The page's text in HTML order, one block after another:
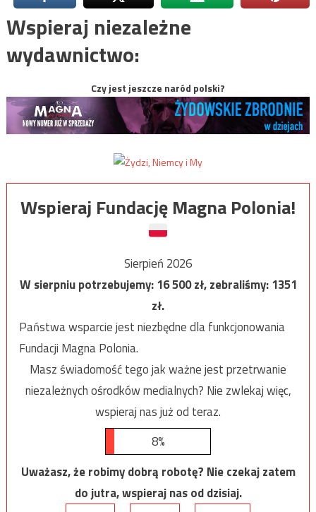
Wspieraj niezależne
wydawnictwo:
Czy jest jeszcze naród polski?
Wspieraj Fundację Magna Polonia!
Sierpień 2026
W sierpniu potrzebujemy:16 500zł, zebraliśmy:1351
zł.
Państwa wsparcie jest niezbędne dla funkcjonowania
Fundacji Magna Polonia.
Masz świadomość tego jak ważne jest przetrwanie
niezależnych ośrodków medialnych? Nie zwlekaj więc,
wspieraj nas już od teraz.
8%
Uważasz, że robimy dobrą robotę? Nie czekaj zatem
do jutra, wspieraj nas od dzisiaj.